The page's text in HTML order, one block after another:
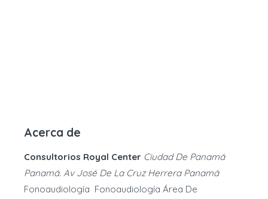
Acerca de
Consultorios Royal Center Ciudad De Panamá
Panamá. Av José De La Cruz Herrera Panamá
Fonoaudiología Fonoaudiología Área De